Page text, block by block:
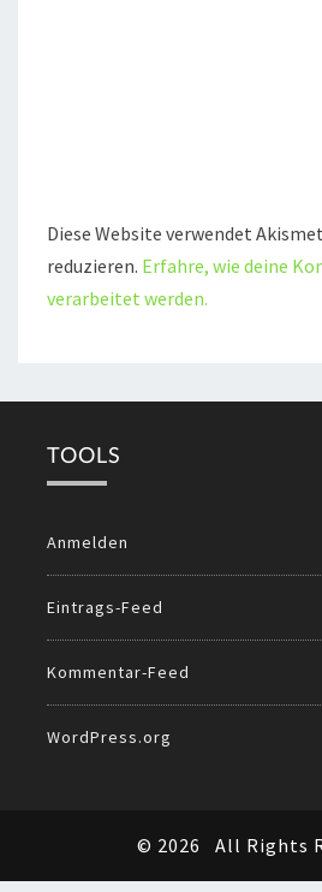
Diese Website verwendet
reduzieren. Erfahre, wie deine
verarbeitet werden.
TOOLS
Anmelden
Eintrags-Feed
Kommentar-Feed
WordPress.org
© 2026 All Rights